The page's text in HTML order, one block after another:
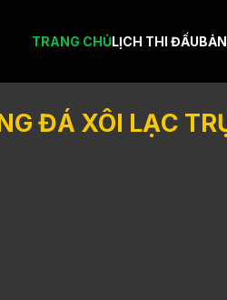
TRANG CHỦLỊCH THI ĐẤU
ĐÁ XÔI LẠC